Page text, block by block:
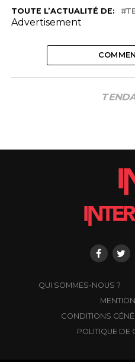
TOUTE L’ACTUALITÉ DE:
Advertisement
QUI SOMMES-NOUS ?
CONDITIONS
POLITIQUE DE